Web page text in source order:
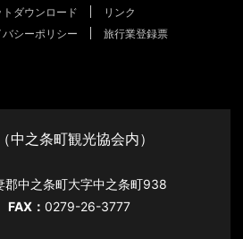
ダウンロード
リンク
バシーポリシー 旅行業登録票
中之条町観光協会内）
中之条町大字中之条町938
FAX：0279-26-3777